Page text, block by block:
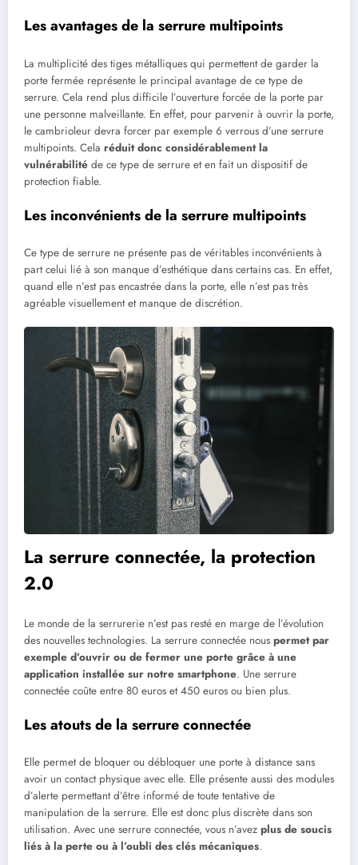
Les avantages de la serrure multipoints
La multiplicité des tiges métalliques qui permettent de garder la
porte fermée représente le principal avantage de ce type de
serrure. Cela rend plus difficile l’ouverture forcée de la porte par
une personne malveillante. En effet, pour parvenir à ouvrir la porte,
le cambrioleur devra forcer par exemple 6 verrous d’une serrure
multipoints. Cela réduit donc considérablement la
vulnérabilité de ce type de serrure et en fait un dispositif de
protection fiable.
Les inconvénients de la serrure multipoints
Ce type de serrure ne présente pas de véritables inconvénients à
part celui lié à son manque d’esthétique dans certains cas. En effet,
quand elle n’est pas encastrée dans la porte, elle n’est pas très
agréable visuellement et manque de discrétion.
La serrure connectée, la protection
2.0
Le monde de la serrurerie n’est pas resté en marge de l’évolution
des nouvelles technologies. La serrure connectée nous permet par
exemple d’ouvrir ou de fermer une porte grâce à une
application installée sur notre smartphone. Une serrure
connectée coûte entre 80 euros et 450 euros ou bien plus.
Les atouts de la serrure connectée
Elle permet de bloquer ou débloquer une porte à distance sans
avoir un contact physique avec elle. Elle présente aussi des modules
d’alerte permettant d’être informé de toute tentative de
manipulation de la serrure. Elle est donc plus discrète dans son
utilisation. Avec une serrure connectée, vous n’avez plus de soucis
liés à la perte ou à l’oubli des clés mécaniques.